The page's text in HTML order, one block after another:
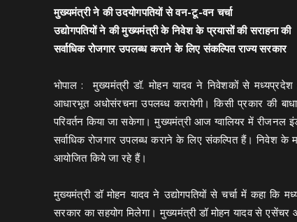
मुख्यमंत्री ने की उदयोगपतियों से वन-टू-वन चर्चा
उद्योगपतियों ने की मुख्यमंत्री के निवेश के प्रयासों की सराहना की
सर्वाधिक रोजगार उपलब्ध कराने के लिए संकल्पित राज्य सरकार
भोपाल : मुख्यमंत्री डॉ. मोहन यादव ने निवेशकों से
आधारभूत अधोसंरचना उपलब्ध करायेगी। किसी प्रकार की
परिवर्तन किया जा सकेगा। मुख्यमंत्री आज ग्वालियर में रीजनल
सर्वाधिक रोजगार उपलब्ध कराने के लिए संकल्पित हैं। निवेश
आयोजित किये जा रहे हैं।
मुख्यमंत्री डॉ मोहन यादव ने उद्योगपतियों से चर्चा में कहा कि
सरकार का सहयोग मिलेगा। मुख्यमंत्री डॉ मोहन यादव से